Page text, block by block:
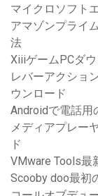
マイクロソフト
アマゾンプライ
法
XiiiゲームPCダ
レバーアクショ
ウンロード
Androidで電話用
メディアプレー
ド
VMware Tools最
Scooby doo最初